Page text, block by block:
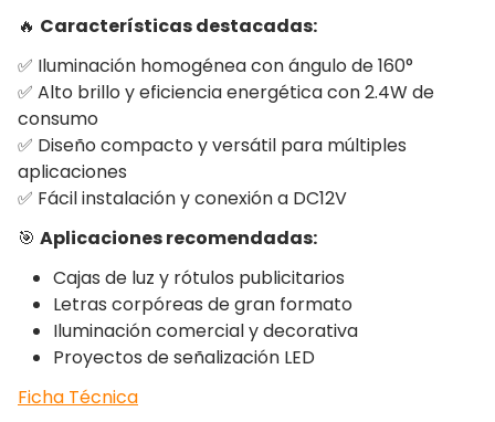
🔥 Características destacadas:
✅ Iluminación homogénea con ángulo de 160°
✅ Alto brillo y eficiencia energética con 2.4W de
consumo
✅ Diseño compacto y versátil para múltiples
aplicaciones
✅ Fácil instalación y conexión a DC12V
🎯 Aplicaciones recomendadas:
Cajas de luz y rótulos publicitarios
Letras corpóreas de gran formato
Iluminación comercial y decorativa
Proyectos de señalización LED
Ficha Técnica